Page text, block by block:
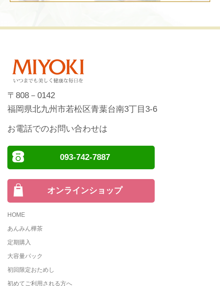
〒808－0142
福岡県北九州市若松区青葉台南3丁目3-6
お電話でのお問い合わせは
093-742-7887
オンラインショップ
HOME
あんみん樺茶
定期購入
大容量パック
初回限定おためし
初めてご利用される方へ